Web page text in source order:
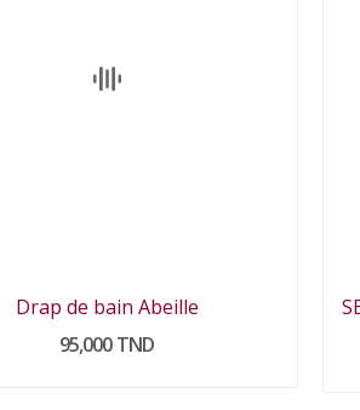
Drap de bain Abeille
95,000 TND